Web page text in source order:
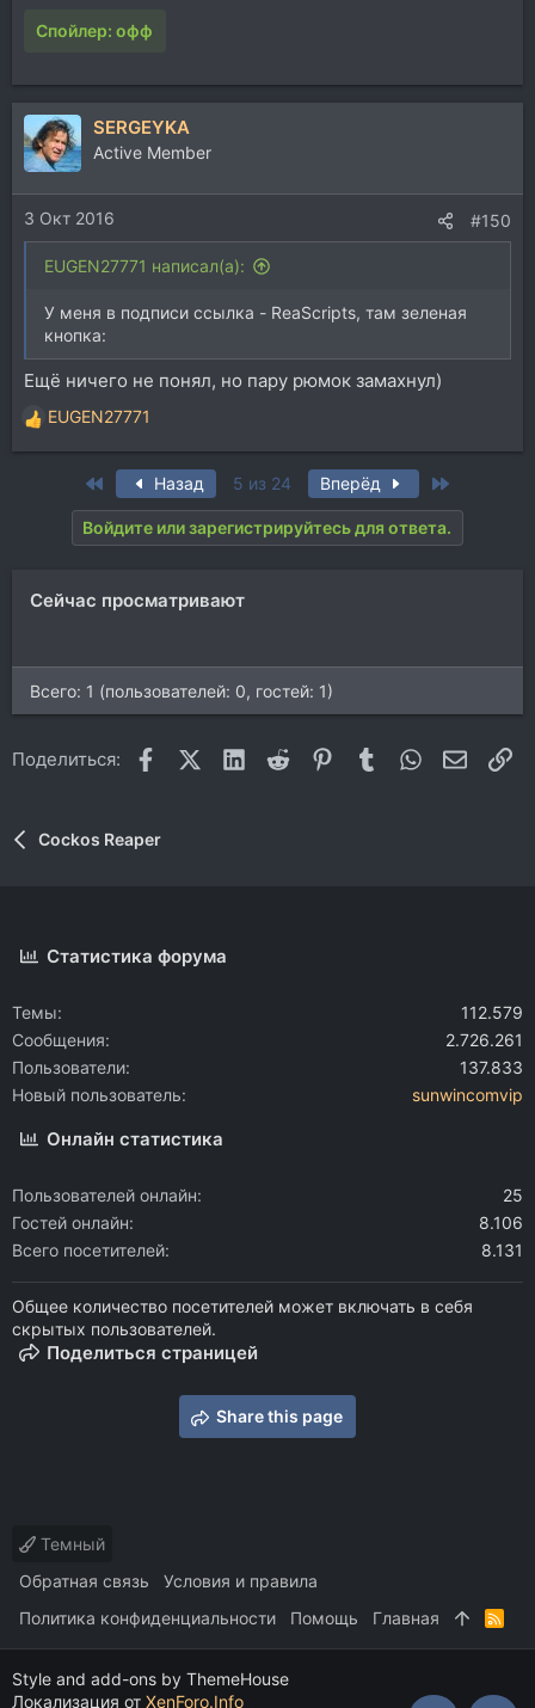
Спойлер: офф
SERGEYKA
Active Member
3 Окт 2016 #150
EUGEN27771 написал(а):
У меня в подписи ссылка - ReaScripts, там зеленая
кнопка:
Ещё ничего не понял, но пару рюмок замахнул)
Р
е
EUGEN27771
First Назад 5 из 24 Вперёд
Войдите или зарегистрируйтесь для ответа.
Сейчас просматривают
Всего: 1 (пользователей: 0, гостей: 1)
Поделиться: FacebookX (Twitter)
LinkedIn
Reddit Pinterest
Tumblr WhatsApp
Cockos Reaper
Статистика форума
Темы
112.579
Сообщения
2.726.261
Пользователи
137.833
Новый пользователь
sunwincomvip
Онлайн статистика
Пользователей онлайн
25
Гостей онлайн
8.106
Всего посетителей
8.131
Общее количество посетителей может включать в себя
скрытых пользователей.
Поделиться страницей
Share this page
Темный
Обратная связь
Условия и правила
Политика конфиденциальности
Помощь Главная
R
Style and add-ons by ThemeHouse
Локализация от XenForo.Info